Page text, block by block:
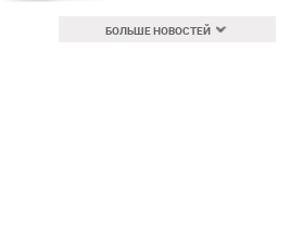
БОЛЬШЕ НОВОСТЕЙ